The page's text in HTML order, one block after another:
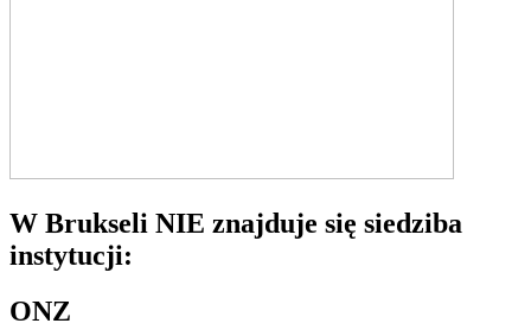
W Brukseli NIE znajduje się siedziba
instytucji:
ONZ